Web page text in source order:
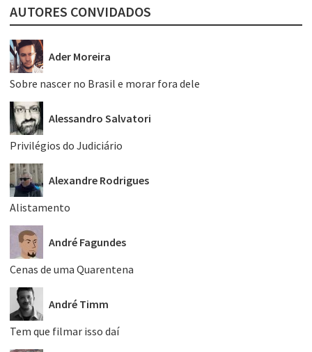
AUTORES CONVIDADOS
Ader Moreira
Sobre nascer no Brasil e morar fora dele
Alessandro Salvatori
Privilégios do Judiciário
Alexandre Rodrigues
Alistamento
André Fagundes
Cenas de uma Quarentena
André Timm
Tem que filmar isso daí